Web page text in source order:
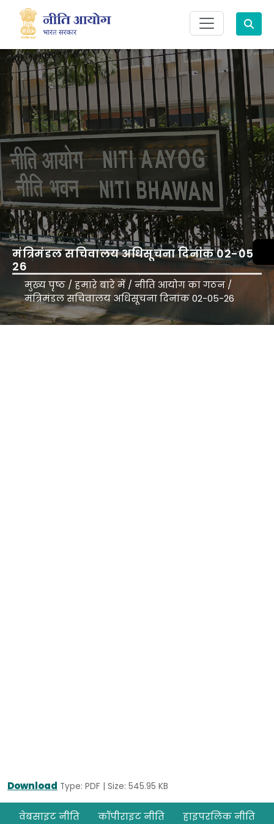
Search
मुख्य पृष्ठ/हमारे बारे में /नीति आयोग का गठन /
मंत्रिमंडल सचिवालय अधिसूचना दिनांक 02-05-26
मंत्रिमंडल सचिवालय अधिसूचना दिनांक 02-05-
26
Download Type: PDF | Size: 545.95 KB
Footer
वेबसाइट नीति कॉपीराइट नीति हाइपरलिंक नीति